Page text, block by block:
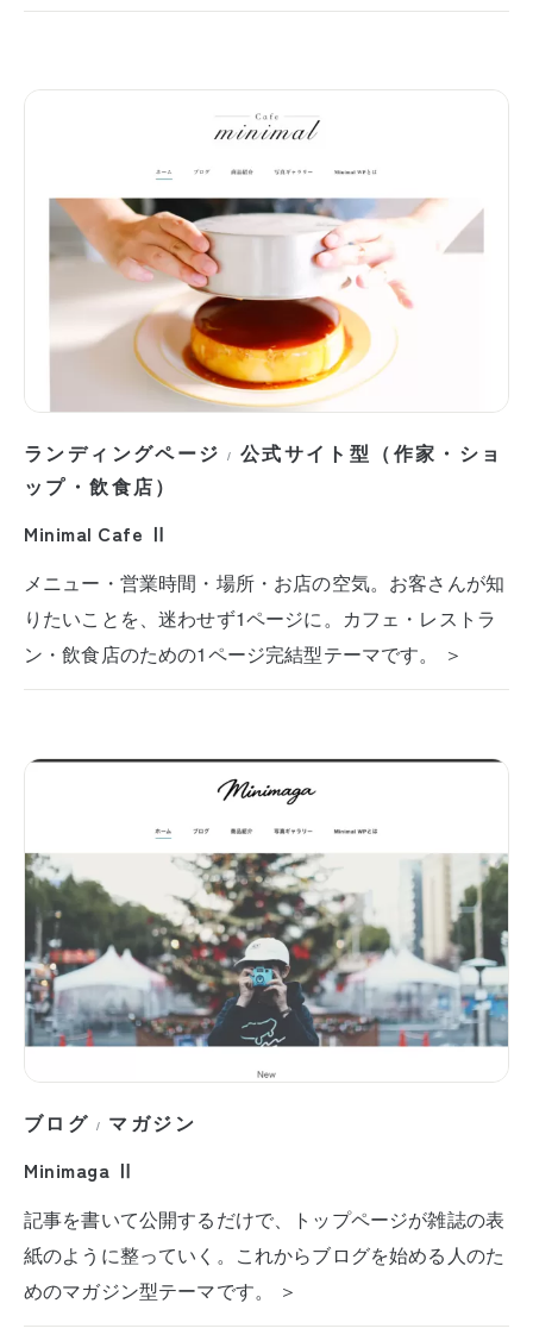
ランディングページ / 公式サイト型（作家・ショ
ップ・飲食店）
Minimal Cafe Ⅱ
メニュー・営業時間・場所・お店の空気。お客さんが知
りたいことを、迷わせず1ページに。カフェ・レストラ
ン・飲食店のための1ページ完結型テーマです。 ＞
ブログ / マガジン
Minimaga Ⅱ
記事を書いて公開するだけで、トップページが雑誌の表
紙のように整っていく。これからブログを始める人のた
めのマガジン型テーマです。 ＞